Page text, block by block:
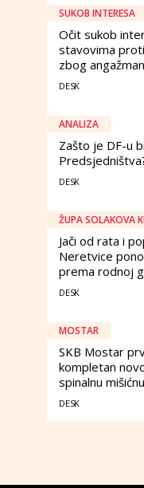
SUKOB INTERESA
Očit sukob
stavovima
zbog
DESK
ANALIZA
Zašto je DF-u
DESK
ŽUPA SOLAKOVA
Jači od rata i
Neretvice
prema rodnoj
DESK
MOSTAR
SKB Mostar
kompletan
spinalnu
DESK